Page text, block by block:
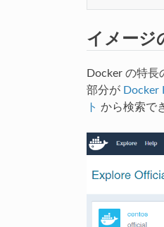
イメージ
Docker の特
部分が Docker
ト から検索で